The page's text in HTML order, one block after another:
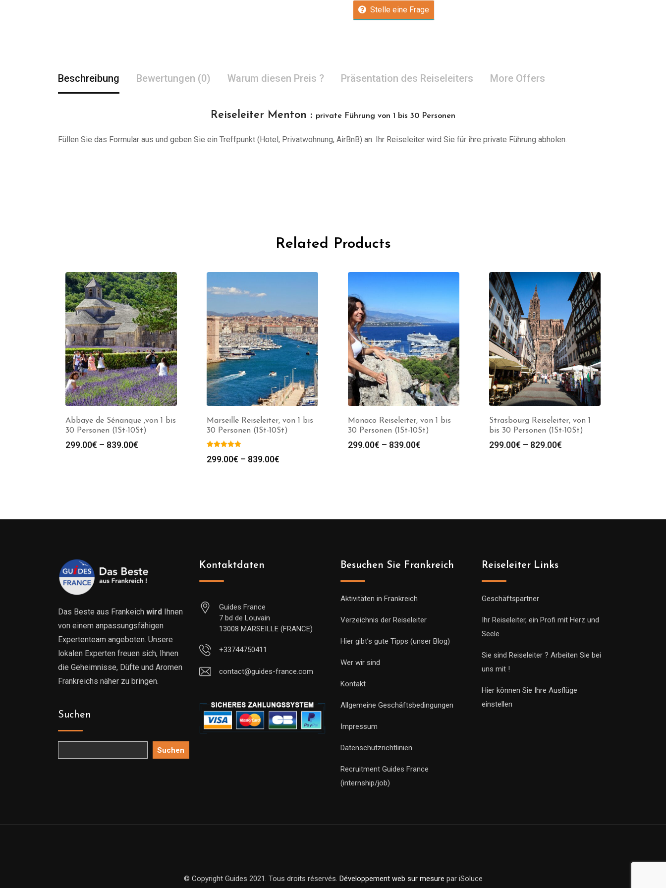
Stelle eine Frage
Beschreibung Bewertungen (0) Warum diesen Preis ? Präsentation des Reiseleiters More Offers
Reiseleiter Menton : private Führung von 1 bis 30 Personen
Füllen Sie das Formular aus und geben Sie ein Treffpunkt (Hotel, Privatwohnung, AirBnB) an. Ihr Reiseleiter wird Sie für ihre private Führung abholen.
Related Products
Abbaye de Sénanque ,von 1 bis
30 Personen (1St-10St)
299.00€ – 839.00€
Marseille Reiseleiter, von 1 bis
30 Personen (1St-10St)
299.00€ – 839.00€
Monaco Reiseleiter, von 1 bis
30 Personen (1St-10St)
299.00€ – 839.00€
Strasbourg Reiseleiter, von 1
bis 30 Personen (1St-10St)
299.00€ – 829.00€
Das Beste aus Frankeich wird Ihnen
von einem anpassungsfähigen
Expertenteam angeboten. Unsere
lokalen Experten freuen sich, Ihnen
die Geheimnisse, Düfte und Aromen
Frankreichs näher zu bringen.
Suchen
Suchen
Kontaktdaten
Guides France
7 bd de Louvain
13008 MARSEILLE (FRANCE)
+33744750411
contact@guides-france.com
Besuchen Sie Frankreich
Aktivitäten in Frankreich
Verzeichnis der Reiseleiter
Hier gibt’s gute Tipps (unser Blog)
Wer wir sind
Kontakt
Allgemeine Geschäftsbedingungen
Impressum
Datenschutzrichtlinien
Recruitment Guides France
(internship/job)
Reiseleiter Links
Geschäftspartner
Ihr Reiseleiter, ein Profi mit Herz und
Seele
Sie sind Reiseleiter ? Arbeiten Sie bei
uns mit !
Hier können Sie Ihre Ausflüge
einstellen
© Copyright Guides 2021. Tous droits réservés. Développement web sur mesure par iSoluce